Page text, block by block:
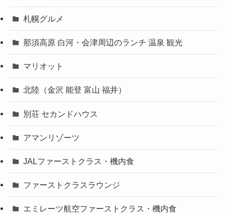
札幌グルメ
那須高原 白河・会津周辺のランチ 温泉 観光
マリオット
北陸（金沢 能登 富山 福井）
別荘 セカンドハウス
アマンリゾーツ
JALファーストクラス・機内食
ファーストクラスラウンジ
エミレーツ航空ファーストクラス・機内食